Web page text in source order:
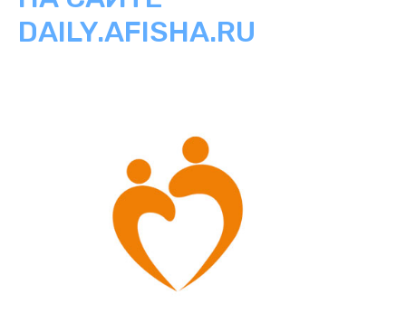
DAILY.AFISHA.RU